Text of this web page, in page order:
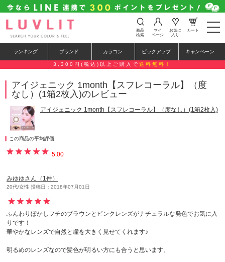
t
o
e
n
a
商品
検索
マイ
ページ
お気に
入り
カート
ランキング ブランド カラコン ピックアップ キャンペーン
3,300円(税込)以上ご購入で 送料無料！
アイジェニック 1month【スフレコーラル】（度
なし）(1箱2枚入)のレビュー
アイジェニック 1month【スフレコーラル】（度なし）(1箱2枚入)
この商品の平均評価
5.00
みゆゆさん（1件）
20代/女性 投稿日：2018年07月01日
ふんわりぼかしフチのブラウンとピンクレンズがナチュラルな発色でお気に入
りです！
華やかなレンズで自然と瞳を大きく見せてくれます♪
明るめのレンズなので髪色が明るい方にも合うと思います。